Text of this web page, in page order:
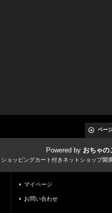
ペー
Powered by おちゃの
ョッピングカート付きネットショップ開
マイページ
お問い合わせ